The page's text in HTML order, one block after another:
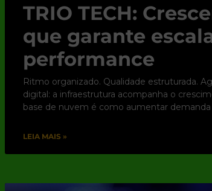
TRIO TECH:
que garante
performance
Ritmo organizado. Qualidade estruturada.
digital: a infraestrutura acompanha o
base de nuvem é como aumentar
LEIA MAIS »